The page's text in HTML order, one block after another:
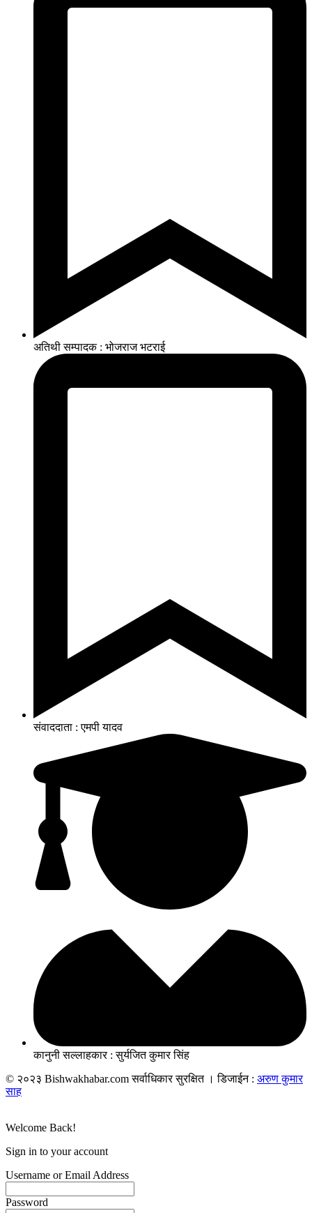
अतिथी सम्पादक : भोजराज भटराई
संवाददाता : एमपी यादव
कानुनी सल्लाहकार : सुर्यजित कुमार सिंह
© २०२३ Bishwakhabar.com सर्वाधिकार सुरक्षित । डिजाईन : अरुण कुमार
साह
Welcome Back!
Sign in to your account
Username or Email Address
Password